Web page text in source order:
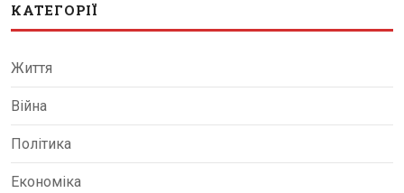
КАТЕГОРІЇ
Життя
Війна
Політика
Економіка